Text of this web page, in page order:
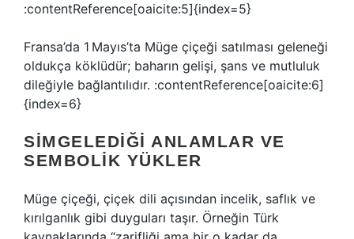
:contentReference[oaicite:5]{index=5}
Fransa’da 1 Mayıs’ta Müge çiçeği satılması geleneği
oldukça köklüdür; baharın gelişi, şans ve mutluluk
dileğiyle bağlantılıdır. :contentReference[oaicite:6]
{index=6}
SIMGELEDIĞI ANLAMLAR VE
SEMBOLIK YÜKLER
Müge çiçeği, çiçek dili açısından incelik, saflık ve
kırılganlık gibi duyguları taşır. Örneğin Türk